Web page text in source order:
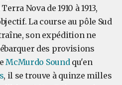
Nova de 1910 à 1913,
La course au pôle Sud
son expédition ne
des provisions
McMurdo Soundqu'en
, il se trouve à quinze milles